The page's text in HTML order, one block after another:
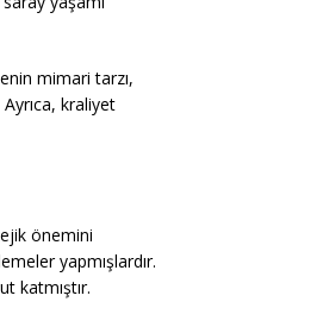
mimari tarzı,
kraliyet
önemini
yapmışlardır.
katmıştır.